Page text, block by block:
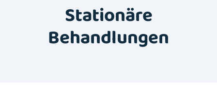
Stationäre
Behandlungen